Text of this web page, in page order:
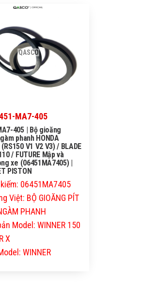
QASCO
MA7-405
405 | Bộ gioăng
phanh HONDA
(RS150 V1 V2 V3) / BLADE
/ FUTURE Mập và
xe (06451MA7405) |
PISTON
06451MA7405
Việt: BỘ GIOĂNG PÍT
PHANH
Model: WINNER 150
X
WINNER